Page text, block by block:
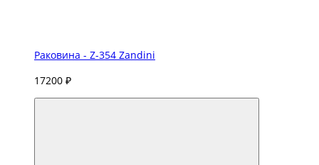
Раковина - Z-354 Zandini
17200 ₽